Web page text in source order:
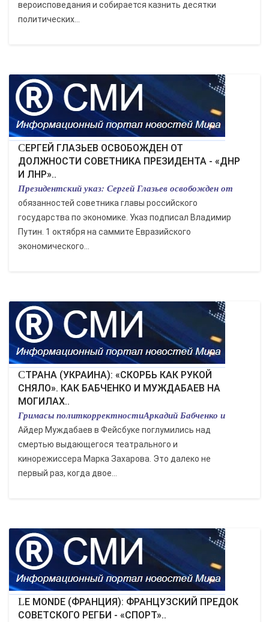
вероисповедания и собирается казнить десятки
политических...
СЕРГЕЙ ГЛАЗЬЕВ ОСВОБОЖДЕН ОТ
ДОЛЖНОСТИ СОВЕТНИКА ПРЕЗИДЕНТА - «ДНР
И ЛНР»..
Президентский указ: Сергей Глазьев освобожден от
обязанностей советника главы российского
государства по экономике. Указ подписал Владимир
Путин. 1 октября на саммите Евразийского
экономического...
СТРАНА (УКРАИНА): «СКОРБЬ КАК РУКОЙ
СНЯЛО». КАК БАБЧЕНКО И МУЖДАБАЕВ НА
МОГИЛАХ..
Гримасы политкорректностиАркадий Бабченко и
Айдер Муждабаев в Фейсбуке поглумились над
смертью выдающегося театрального и
кинорежиссера Марка Захарова. Это далеко не
первый раз, когда двое...
LE MONDE (ФРАНЦИЯ): ФРАНЦУЗСКИЙ ПРЕДОК
СОВЕТСКОГО РЕГБИ - «СПОРТ»..